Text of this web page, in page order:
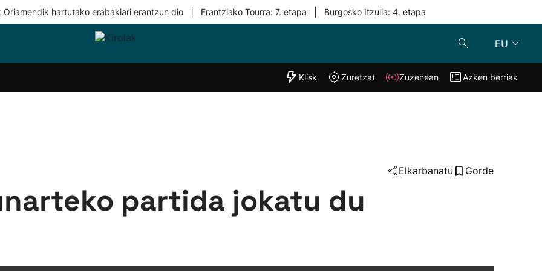
Oriamendik hartutako erabakiari erantzun dio Frantziako Tourra: 7. etapa Burgosko Itzulia: 4. etapa
EU
Taldeak
"Helmuga"
Klisk Zuzenean
Klisk Zuretzat Zuzenean Azken berriak
Elkarbanatu Gorde
partida jokatu du